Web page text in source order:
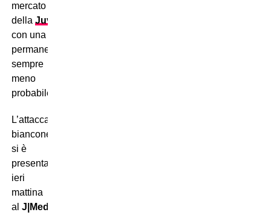
mercato
della Juventus
con una
permanenza
sempre
meno
probabile.
L’attaccante
bianconero
si è
presentato
ieri
mattina
al J|Medical